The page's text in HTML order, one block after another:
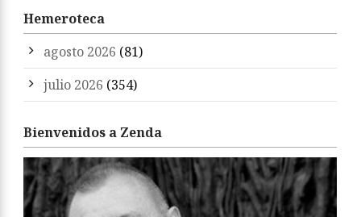
Hemeroteca
agosto 2026 (81)
julio 2026 (354)
Bienvenidos a Zenda